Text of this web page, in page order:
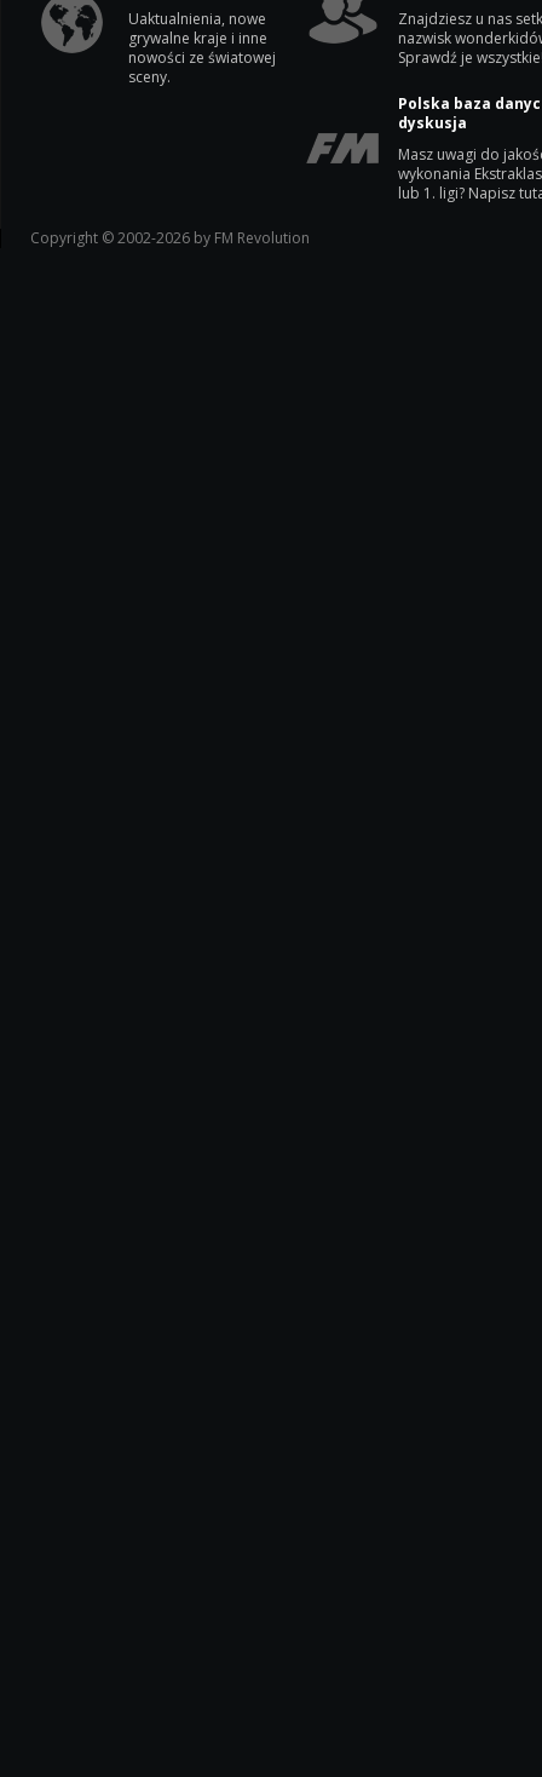
Uaktualnienia, nowe
grywalne kraje i inne
nowości ze światowej
sceny.
Znajdziesz u nas
nazwisk
Sprawdź je
Polska baza
dyskusja
Masz uwagi do
wykonania
lub 1. ligi? Napisz
Copyright © 2002-2026 by FM Revolution